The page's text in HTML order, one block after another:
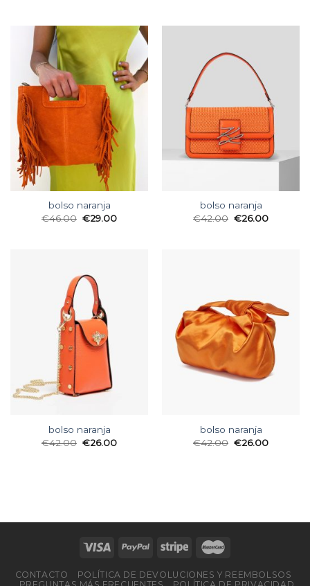
bolso naranja
€46.00 €29.00
bolso naranja
€42.00 €26.00
bolso naranja
€42.00 €26.00
bolso naranja
€42.00 €26.00
CONTACTO
POLÍTICA DE DEVOLUCIONES Y REEMBOLSOS